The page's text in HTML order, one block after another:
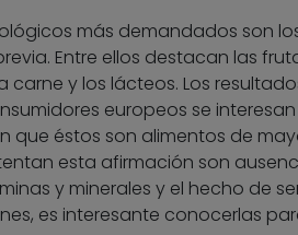
más demandados son
Entre ellos destacan las
carne y los lácteos. Los
europeos se
que éstos son alimentos de
esta afirmación son
y minerales y el hecho de
es interesante conocerlas